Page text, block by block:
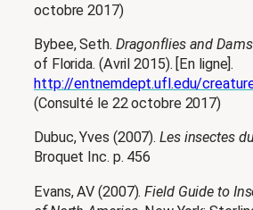
octobre 2017)
Bybee, Seth. Dragonflies and
of Florida. (Avril 2015). [En ligne].
http://entnemdept.ufl.edu/
(Consulté le 22 octobre 2017)
Dubuc, Yves (2007). Les insectes
Broquet Inc. p. 456
Evans, AV (2007).Field Guide to